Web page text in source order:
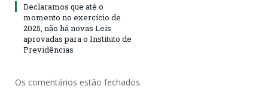
Declaramos que até o
momento no exercício de
2025, não há novas Leis
aprovadas para o Instituto de
Previdências
Os comentários estão fechados.